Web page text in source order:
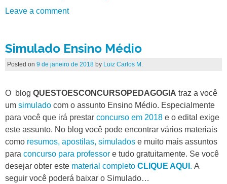
Leave a comment
Simulado Ensino Médio
Posted on 9 de janeiro de 2018by Luiz Carlos M.
O blog QUESTOESCONCURSOPEDAGOGIA traz a você
um simulado com o assunto Ensino Médio. Especialmente
para você que irá prestar concurso em 2018 e o edital exige
este assunto. No blog você pode encontrar vários materiais
como resumos, apostilas, simulados e muito mais assuntos
para concurso para professor e tudo gratuitamente. Se você
desejar obter este material completo CLIQUE AQUI . A
seguir você poderá baixar o Simulado…